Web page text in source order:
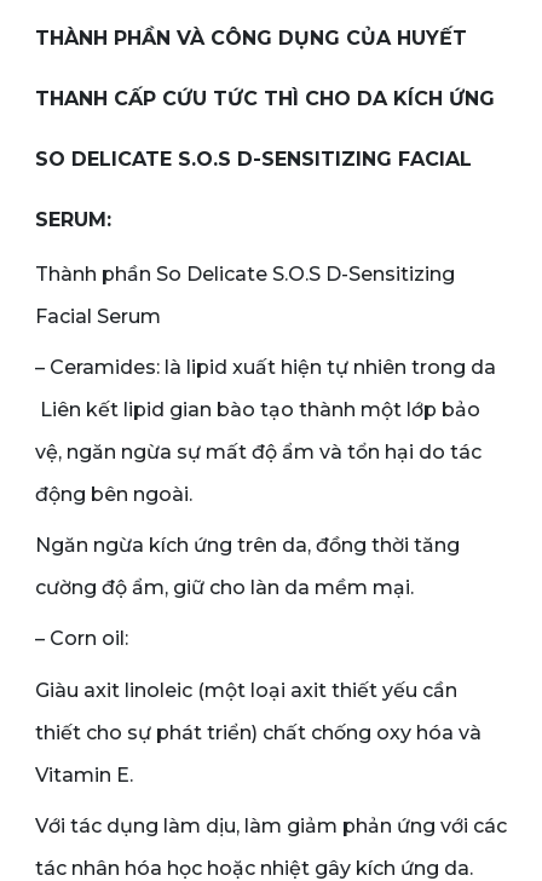
THÀNH PHẦN VÀ CÔNG DỤNG CỦA HUYẾT
THANH CẤP CỨU TỨC THÌ CHO DA KÍCH ỨNG
SO DELICATE S.O.S D-SENSITIZING FACIAL
SERUM:
Thành phần So Delicate S.O.S D-Sensitizing
Facial Serum
– Ceramides: là lipid xuất hiện tự nhiên trong da
Liên kết lipid gian bào tạo thành một lớp bảo
vệ, ngăn ngừa sự mất độ ẩm và tổn hại do tác
động bên ngoài.
Ngăn ngừa kích ứng trên da, đồng thời tăng
cường độ ẩm, giữ cho làn da mềm mại.
– Corn oil:
Giàu axit linoleic (một loại axit thiết yếu cần
thiết cho sự phát triển) chất chống oxy hóa và
Vitamin E.
Với tác dụng làm dịu, làm giảm phản ứng với các
tác nhân hóa học hoặc nhiệt gây kích ứng da.